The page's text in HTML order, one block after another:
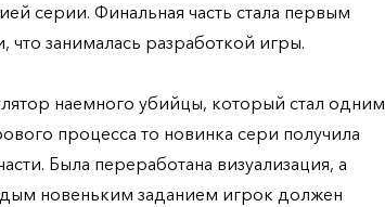
серии. Финальная часть стала первым
занималась разработкой игры.
наемного убийцы, который стал одним
процесса то новинка сери получила
Была переработана визуализация, а
новеньким заданием игрок должен